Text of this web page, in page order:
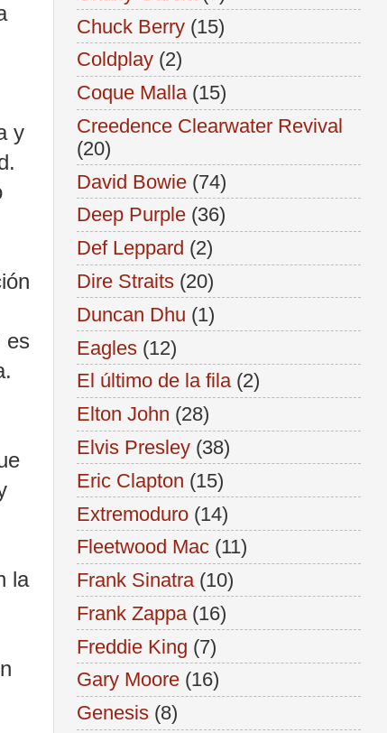
y
es
la
Chuck Berry (15)
Coldplay (2)
Coque Malla (15)
Creedence Clearwater Revival
(20)
David Bowie (74)
Deep Purple (36)
Def Leppard (2)
Dire Straits (20)
Duncan Dhu (1)
Eagles (12)
El último de la fila (2)
Elton John (28)
Elvis Presley (38)
Eric Clapton (15)
Extremoduro (14)
Fleetwood Mac (11)
Frank Sinatra (10)
Frank Zappa (16)
Freddie King (7)
Gary Moore (16)
Genesis (8)